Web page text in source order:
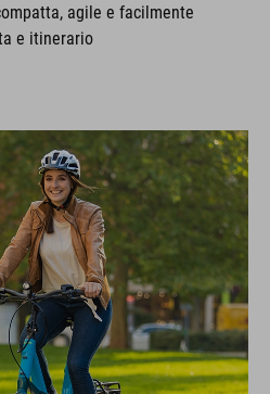
agile e facilmente
e itinerario